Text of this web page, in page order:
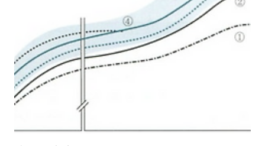
어지는것입니다. 이는 2차성 성장장애의 일종입니다. 성장호르몬 결핍
증 의심 소견은, 전체적인 신체 균형이 유지된 저신장이면서, 연령 대비
평균 신장이 성장 속도는 3세 이하에서 3세 ~ 사춘기: 사춘기 동안: 이런
성장속도를 보입니다. 골연령 감소 (2차성 성장장애)소견이 보입니..